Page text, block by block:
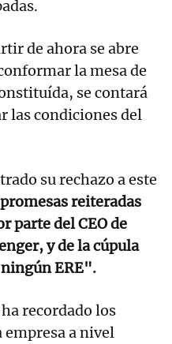
de ahora se abre
la mesa de
se contará
las condiciones del
su rechazo a este
reiteradas
parte del CEO de
y de la cúpula
ERE".
recordado los
empresa a nivel